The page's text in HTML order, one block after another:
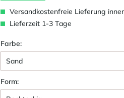
Versandkostenfreie Lieferung
Lieferzeit 1-3 Tage
Farbe:
Form: